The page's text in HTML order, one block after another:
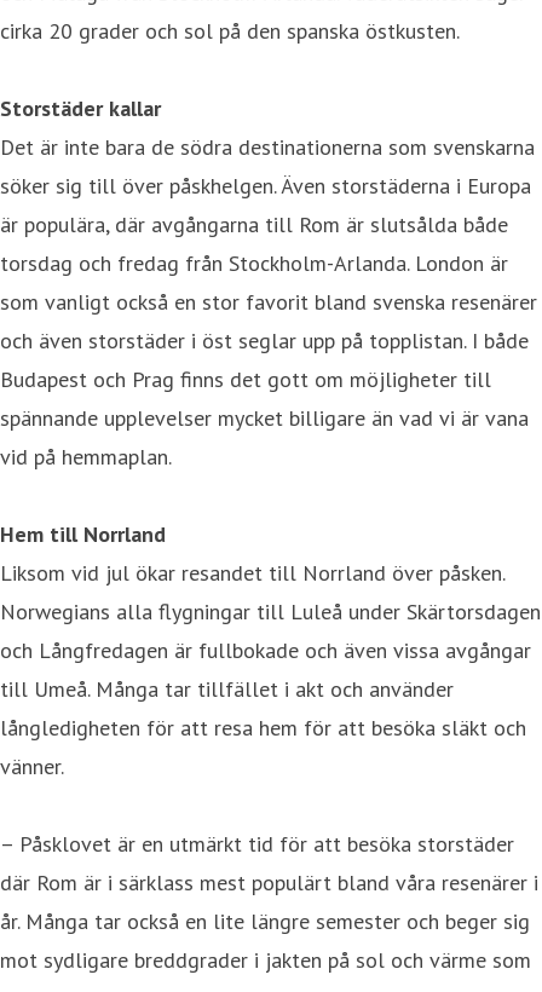
cirka 20 grader och sol på den spanska östkusten.
Storstäder kallar
Det är inte bara de södra destinationerna som svenskarna
söker sig till över påskhelgen. Även storstäderna i Europa
är populära, där avgångarna till Rom är slutsålda både
torsdag och fredag från Stockholm-Arlanda. London är
som vanligt också en stor favorit bland svenska resenärer
och även storstäder i öst seglar upp på topplistan. I både
Budapest och Prag finns det gott om möjligheter till
spännande upplevelser mycket billigare än vad vi är vana
vid på hemmaplan.
Hem till Norrland
Liksom vid jul ökar resandet till Norrland över påsken.
Norwegians alla flygningar till Luleå under Skärtorsdagen
och Långfredagen är fullbokade och även vissa avgångar
till Umeå. Många tar tillfället i akt och använder
långledigheten för att resa hem för att besöka släkt och
vänner.
– Påsklovet är en utmärkt tid för att besöka storstäder
där Rom är i särklass mest populärt bland våra resenärer i
år. Många tar också en lite längre semester och beger sig
mot sydligare breddgrader i jakten på sol och värme som